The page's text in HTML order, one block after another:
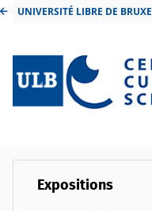
UNIVERSITÉ LIBRE DE
Expositions